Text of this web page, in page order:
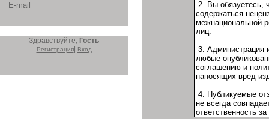
E-mail
Здравствуйте, Гость
Регистрация| Вход